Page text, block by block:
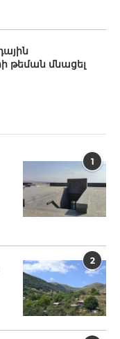
թեման մնացել
1
2